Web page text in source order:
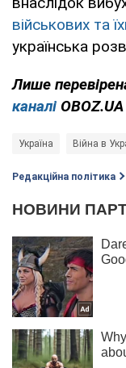
військових та
українська
Лише
каналі
Україна Війна в
Редакційна політика